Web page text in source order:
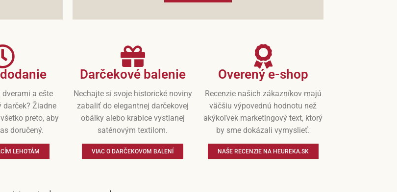
dverami a ešte
darček? Žiadne
preto, aby
doručený.
LEHOTÁM
Darčekové balenie
Nechajte si svoje historické noviny
zabaliť do elegantnej darčekovej
obálky alebo krabice vystlanej
saténovým textilom.
VIAC O DARČEKOVOM BALENÍ
Overený e-shop
Recenzie našich zákazníkov majú
väčšiu výpovednú hodnotu než
akýkoľvek marketingový text, ktorý
by sme dokázali vymyslieť.
NAŠE RECENZIE NA HEUREKA.SK